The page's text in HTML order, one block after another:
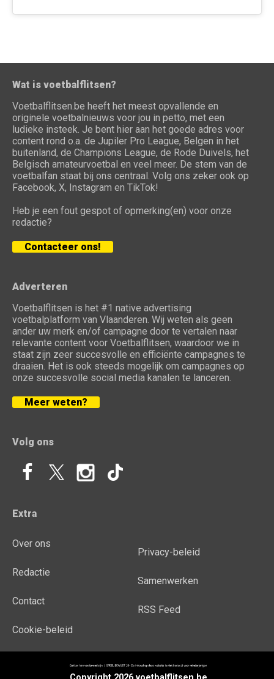
Wat is voetbalflitsen?
Voetbalflitsen.be heeft het meest opvallende en
originele voetbalnieuws voor jou in petto, met een
ludieke insteek. Je bent hier aan het goede adres voor
content rond o.a. de Jupiler Pro League, Belgen in het
buitenland, de Champions League, de Rode Duivels, het
Belgisch amateurvoetbal en veel meer. De stem van de
voetbalfan staat bij ons centraal. Volg ons zeker ook op
Facebook, X, Instagram en TikTok!
Heb je een fout gespot of opmerking(en) voor onze
redactie?
Contacteer ons!
Adverteren
Voetbalflitsen is het #1 native advertising
voetbalplatform van Vlaanderen. Wij weten als geen
ander uw merk en/of campagne door te vertalen naar
relevante content voor Voetbalflitsen, waardoor we in
staat zijn zeer succesvolle en efficiënte campagnes te
draaien. Het is ook steeds mogelijk om campagnes op
onze succesvolle social media kanalen te lanceren.
Meer weten?
Volg ons
Extra
Over ons
Redactie
Contact
Cookie-beleid
Privacy-beleid
Samenwerken
RSS Feed